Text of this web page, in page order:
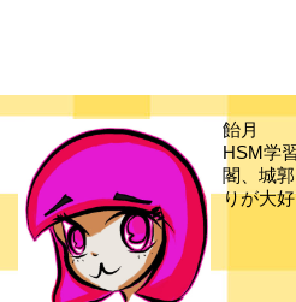
飴月
HSM学
閣、城
りが大